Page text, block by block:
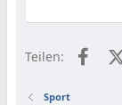
Teilen:
Sport